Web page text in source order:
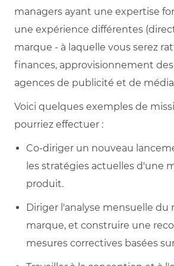
managers ayant une expertise
une expérience différentes
marque - à laquelle vous serez
finances, approvisionnement
agences de publicité et de
Voici quelques exemples de
pourriez effectuer :
Co-diriger un nouveau
les stratégies actuelles d'une
produit.
Diriger l'analyse mensuelle du
marque, et construire une
mesures correctives basées